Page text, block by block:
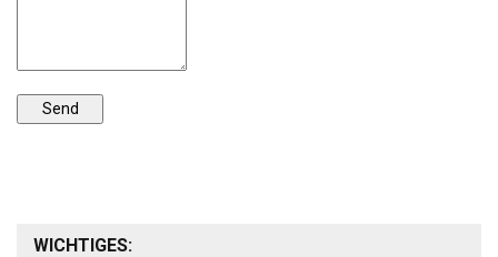
WICHTIGES: